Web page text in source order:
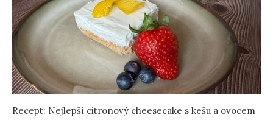
Recept: Nejlepší citronový cheesecake s kešu a ovocem